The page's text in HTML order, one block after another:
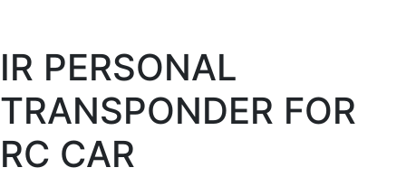
IR PERSONAL
TRANSPONDER FOR
RC CAR